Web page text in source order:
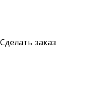
Сделать заказ